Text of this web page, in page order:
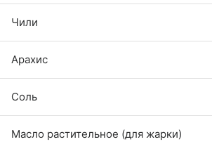
Чили
Арахис
Соль
Масло растительное (для жарки)